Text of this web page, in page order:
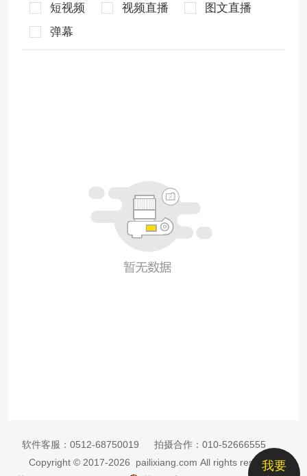
短视频 视频直播
图文直播
弹幕
我要
软件客服： 0512-68750019 拍摄合作： 010-52666555
Copyright © 2017-2026 pailixiang.com All rights reserved